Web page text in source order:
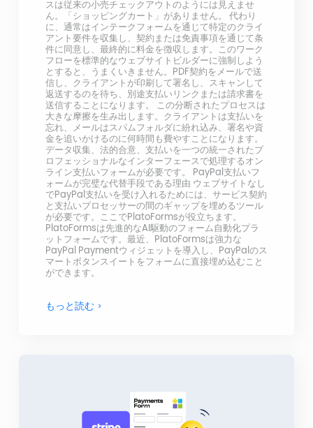
スは従来の小売チェックアウトのようには見えませ
ん。「ショッピングカート」がありません。 代わり
に、通常はインテークフォームを通じて特定のクライ
アント要件を収集し、契約または免責事項を通じて条
件に同意し、最終的に料金を徴収します。このワーク
フローを標準的なウェブサイトビルダーに強制しよう
とすると、うまくいきません。PDF契約をメールで送
信し、クライアントが印刷して署名し、スキャンして
返送するのを待ち、別途支払いリンクまたは請求書を
送信することになります。 この分断されたプロセスは
大きな摩擦を生み出します。クライアントは支払いを
忘れ、メールはスパムフォルダに紛れ込み、署名や資
金を追いかけるのに何時間も費やすことになります。
データ収集、法的合意、支払いを一つの統一されたプ
ロフェッショナルなインターフェースで処理するオン
ライン支払いフォームが必要です。 PayPal支払いフ
ォームが完璧な代替手段である理由 ウェブサイトなし
でPayPal支払いを受け入れるためには、サービス契約
と支払いプロセッサーの間のギャップを埋めるツール
が必要です。ここでPlatoFormsが役立ちます。
PlatoFormsは先進的なAI駆動のフォーム自動化プラ
ットフォームです。最近、PlatoFormsは強力な
PayPal Paymentウィジェットを導入し、PayPalのス
マートボタンスイートをフォームに直接埋め込むこと
ができます。
もっと読む